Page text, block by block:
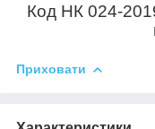
Код НК 024-
Приховати